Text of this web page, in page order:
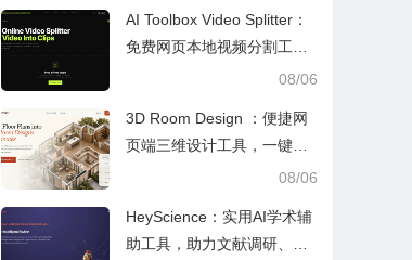
AI Toolbox Video Splitter：
免费网页本地视频分割工
具，多模式裁切高清视频且
08/06
3D Room Design ：便捷网
页端三维设计工具，一键户
型建模、实时改色布景助力
08/06
HeyScience：实用AI学术辅
助工具，助力文献调研、论